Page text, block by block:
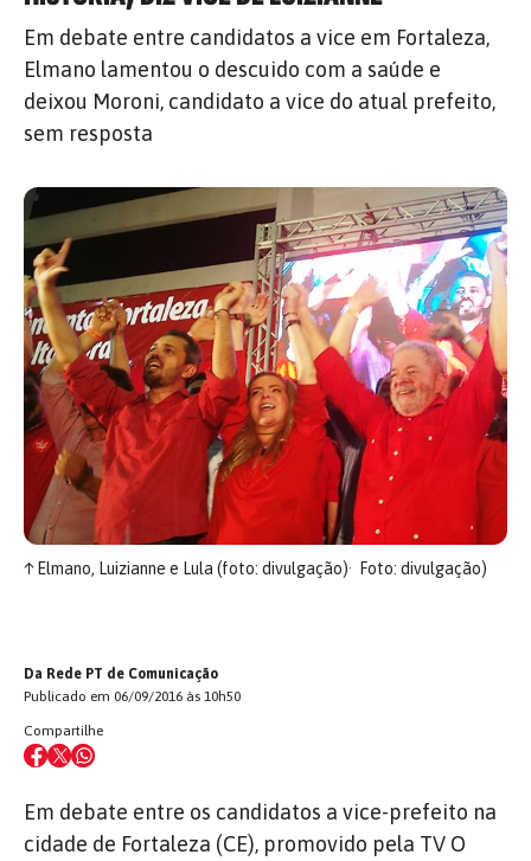
Em debate entre candidatos a vice em Fortaleza,
Elmano lamentou o descuido com a saúde e
deixou Moroni, candidato a vice do atual prefeito,
sem resposta
↑Elmano, Luizianne e Lula (foto: divulgação) Foto: divulgação)
Da Rede PT de Comunicação
Publicado em 06/09/2016 às 10h50
Compartilhe
Em debate entre os candidatos a vice-prefeito na
cidade de Fortaleza (CE), promovido pela TV O